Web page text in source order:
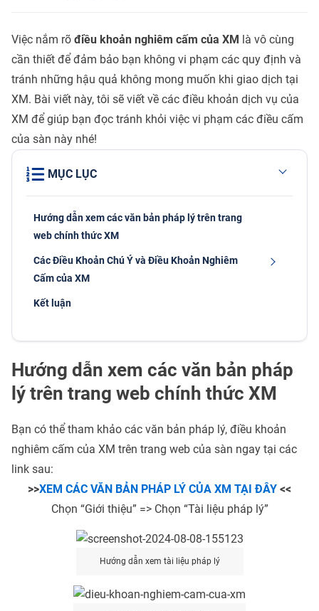
Việc nắm rõ điều khoản nghiêm cấm của XM
là vô cùng
cần thiết để đảm bảo bạn không vi phạm các quy định và
tránh những hậu quả không mong muốn khi giao dịch tại
XM. Bài viết này, tôi sẽ viết về các điều khoản dịch vụ của
XM để giúp bạn đọc tránh khỏi việc vi phạm các điều cấm
của sàn này nhé!
MỤC LỤC
Hướng dẫn xem các văn bản pháp lý trên trang
web chính thức XM
Các Điều Khoản Chú Ý và Điều Khoản Nghiêm
Cấm của XM
Kết luận
Hướng dẫn xem các văn bản pháp
lý trên trang web chính thức XM
Bạn có thể tham khảo các văn bản pháp lý, điều khoản
nghiêm cấm của XM trên trang web của sàn ngay tại các
link sau:
>>XEM CÁC VĂN BẢN PHÁP LÝ CỦA XM TẠI ĐÂY <<
Chọn “Giới thiệu” => Chọn “Tài liệu pháp lý”
Hướng dẫn xem tài liệu pháp lý